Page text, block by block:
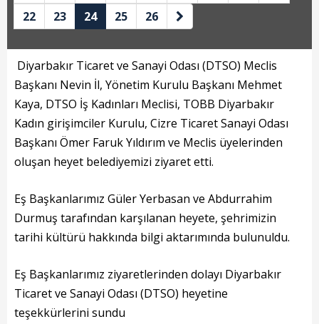
Sicil Arama
Şikayet Bildirim Formu
Şikayet Takip Formu
Başkan
Başkanın Özgeçmişi
Başkanın Albümü
Başkana Mesaj
Projeler
Tamamlanan Projeler
22
23 24 25 26
Diyarbakır Ticaret ve Sanayi Odası (DTSO) Meclis
Başkanı Nevin İl, Yönetim Kurulu Başkanı Mehmet
Kaya, DTSO İş Kadınları Meclisi, TOBB Diyarbakır
Kadın girişimciler Kurulu, Cizre Ticaret Sanayi Odası
Başkanı Ömer Faruk Yıldırım ve Meclis üyelerinden
oluşan heyet belediyemizi ziyaret etti.
Eş Başkanlarımız Güler Yerbasan ve Abdurrahim
Durmuş tarafından karşılanan heyete, şehrimizin
tarihi kültürü hakkında bilgi aktarımında bulunuldu.
Eş Başkanlarımız ziyaretlerinden dolayı Diyarbakır
Ticaret ve Sanayi Odası (DTSO) heyetine
teşekkürlerini sundu